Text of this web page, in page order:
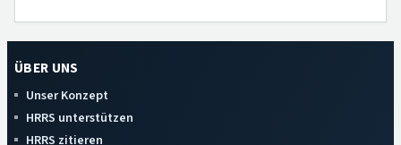
ÜBER UNS
Unser Konzept
HRRS unterstützen
HRRS zitieren